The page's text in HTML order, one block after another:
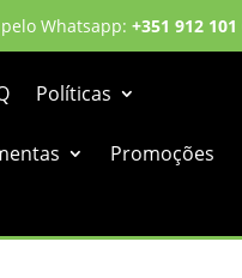
Whatsapp: +351 912 101
Políticas
Promoções